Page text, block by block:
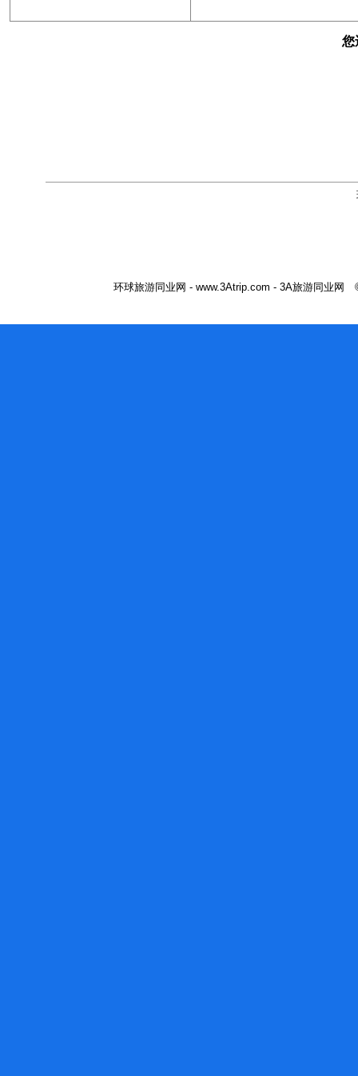
环球旅游同业网 - www.3Atrip.com - 3A旅游同